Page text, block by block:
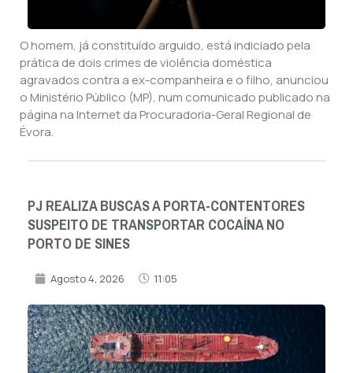
O homem, já constituído arguido, está indiciado pela
prática de dois crimes de violência doméstica
agravados contra a ex-companheira e o filho, anunciou
o Ministério Público (MP), num comunicado publicado na
página na Internet da Procuradoria-Geral Regional de
Évora.
PJ REALIZA BUSCAS A PORTA-CONTENTORES
SUSPEITO DE TRANSPORTAR COCAÍNA NO
PORTO DE SINES
Agosto 4, 2026 11:05